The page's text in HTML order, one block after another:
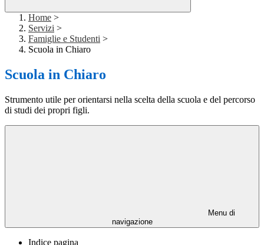
Home >
Servizi >
Famiglie e Studenti >
Scuola in Chiaro
Scuola in Chiaro
Strumento utile per orientarsi nella scelta della scuola e del percorso
di studi dei propri figli.
Menu di
navigazione
Indice pagina